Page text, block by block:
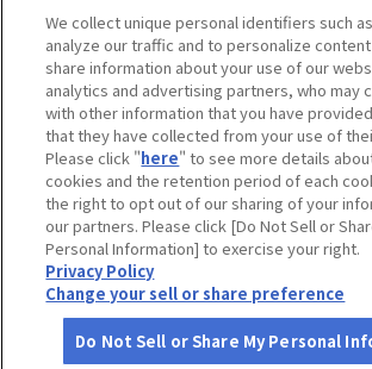
個人情報の取り扱いについて
会員優待サービスの提携をご検討の方へ
JAFホームページ
© JAPAN AUTOMOBILE FEDERATION. All
さがす コース作成 アカウント 地
We collect unique personal identifiers such
analyze our traffic and to personalize content
share information about your use of our
analytics and advertising partners, who may
with other information that you have
that they have collected from your use of
Please click "here" to see more details
cookies and the retention period of each
the right to opt out of our sharing of your
our partners. Please click [Do Not Sell or
Personal Information] to exercise your right.
Privacy Policy
Change your sell or share preference
Do Not Sell or Share My Personal